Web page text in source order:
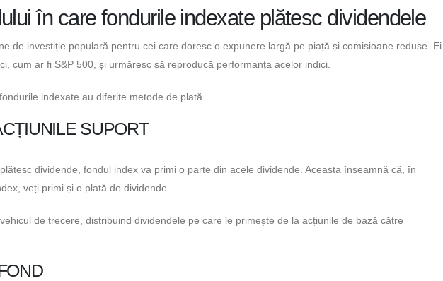
în care fondurile indexate plătesc dividendele
de investiție populară pentru cei care doresc o expunere largă pe piață și comisioane reduse. Ei
cum ar fi S&P 500, și urmăresc să reproducă performanța acelor indici.
indexate au diferite metode de plată.
SUPORT
dividende, fondul index va primi o parte din acele dividende. Aceasta înseamnă că, în
veți primi și o plată de dividende.
de trecere, distribuind dividendele pe care le primește de la acțiunile de bază către